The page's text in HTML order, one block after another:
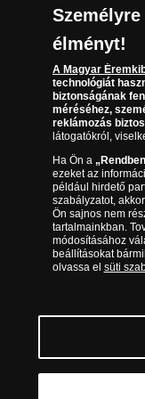
Társaságunkról
Az érmék és érmek
Gyakran ismételt
Adatkezelés
(díjmentesen
17.00 óra
között)
Cégjegyzékszám: 01-
Magyar
Hitelesítő
engedélyéhez kötött
©
élményt!
A Magyar
technológiát
biztonságának
méréséhez,
reklámozás
látogatókról,
Ha Ön a
ezeket az
például hirdető
szabályzatot,
Ön sajnos nem
tartalmainkban.
módosításához
beállításokat
olvassa el süti